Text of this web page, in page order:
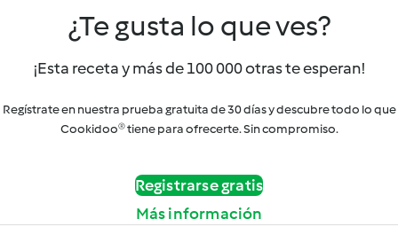
¿Te gusta lo que ves?
¡Esta receta y más de 100 000 otras te esperan!
Regístrate en nuestra prueba gratuita de 30 días y descubre todo lo que
Cookidoo® tiene para ofrecerte. Sin compromiso.
Registrarse gratis
Más información